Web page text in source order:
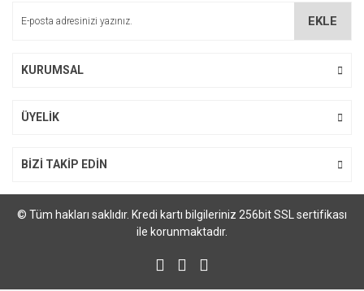
EKLE
KURUMSAL
ÜYELİK
BİZİ TAKİP EDİN
© Tüm hakları saklıdır. Kredi kartı bilgileriniz 256bit SSL sertifikası
ile korunmaktadır.